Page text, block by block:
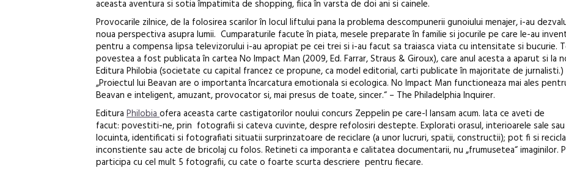
aceasta aventura si sotia împatimita de shopping, fiica în varsta de doi ani si cainele.
Provocarile zilnice, de la folosirea scarilor în locul liftului pana la problema descompunerii gunoiului menajer, i-au
noua perspectiva asupra lumii. Cumparaturile facute în piata, mesele preparate în familie si jocurile pe care le-au
pentru a compensa lipsa televizorului i-au apropiat pe cei trei si i-au facut sa traiasca viata cu intensitate si bucurie.
povestea a fost publicata în cartea No Impact Man (2009, Ed. Farrar, Straus & Giroux), care anul acesta a aparut si la
Editura Philobia (societate cu capital francez ce propune, ca model editorial, carti publicate în majoritate de jurnalisti.)
„Proiectul lui Beavan are o importanta încarcatura emotionala si ecologica. No Impact Man functioneaza mai ales
Beavan e inteligent, amuzant, provocator si, mai presus de toate, sincer.“ – The Philadelphia Inquirer.
Editura Philobiaofera aceasta carte castigatorilor noului concurs Zeppelin pe care-l lansam acum. Iata ce aveti de
facut: povestiti-ne, prin fotografii si cateva cuvinte, despre refolosiri destepte. Explorati orasul, interioarele sale
locuinta, identificati si fotografiati situatii surprinzatoare de reciclare (a unor lucruri, spatii, constructii); pot fi si
inconstiente sau acte de bricolaj cu folos. Retineti ca imporanta e calitatea documentarii, nu „frumusetea“ imaginilor.
participa cu cel mult 5 fotografii, cu cate o foarte scurta descriere pentru fiecare.
Open Call – Local
Awards 2026